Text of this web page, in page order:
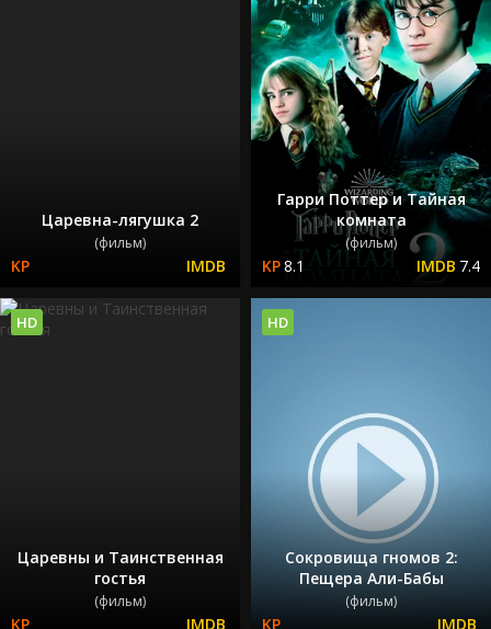
Царевна-лягушка 2
(фильм)
Гарри Поттер и Тайная
комната
(фильм)
8.1 7.4
Царевны и Таинственная
гостья
(фильм)
HD
Сокровища гномов 2:
Пещера Али-Бабы
(фильм)
HD